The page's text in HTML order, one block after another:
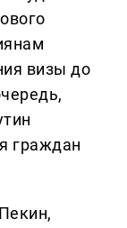
визы до
граждан